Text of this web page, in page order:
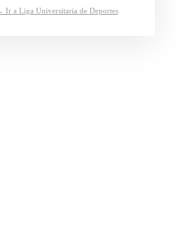
Ir a Liga Universitaria de Deportes